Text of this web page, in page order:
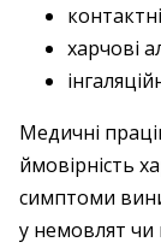
харчові
Медичні
ймовірність
симптоми
у немовлят